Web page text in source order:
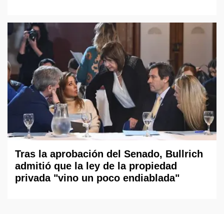
Tras la aprobación del Senado, Bullrich
admitió que la ley de la propiedad
privada "vino un poco endiablada"